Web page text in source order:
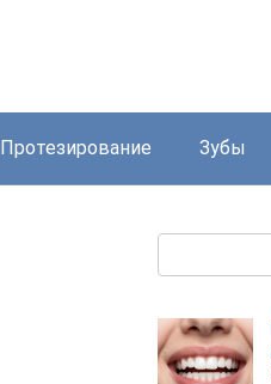
Протезирование Зубы